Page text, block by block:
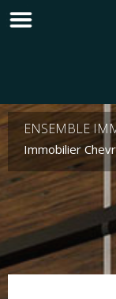
ENSEMBLE
Immobilier